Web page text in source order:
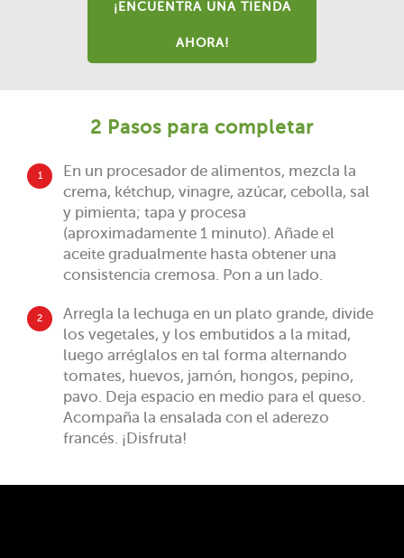
¡ENCUENTRA UNA TIENDA
AHORA!
2 Pasos para completar
1
En un procesador de alimentos, mezcla la
crema, kétchup, vinagre, azúcar, cebolla, sal
y pimienta; tapa y procesa
(aproximadamente 1 minuto). Añade el
aceite gradualmente hasta obtener una
consistencia cremosa. Pon a un lado.
2
Arregla la lechuga en un plato grande, divide
los vegetales, y los embutidos a la mitad,
luego arréglalos en tal forma alternando
tomates, huevos, jamón, hongos, pepino,
pavo. Deja espacio en medio para el queso.
Acompaña la ensalada con el aderezo
francés. ¡Disfruta!